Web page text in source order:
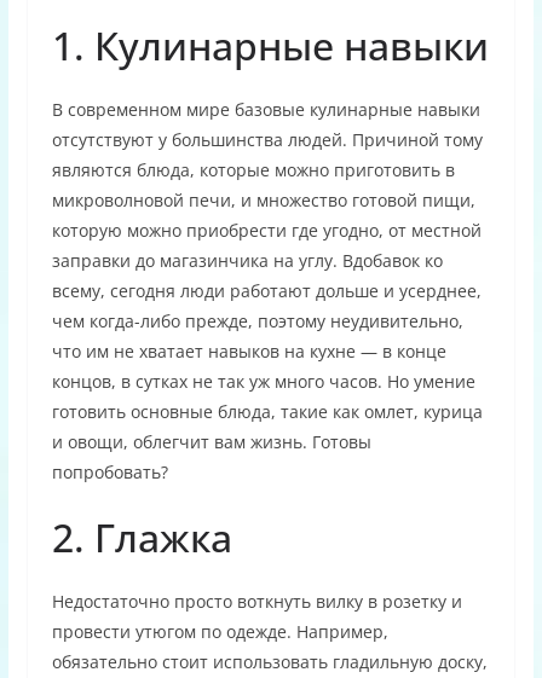
1. Кулинарные навыки
В современном мире базовые кулинарные навыки
отсутствуют у большинства людей. Причиной тому
являются блюда, которые можно приготовить в
микроволновой печи, и множество готовой пищи,
которую можно приобрести где угодно, от местной
заправки до магазинчика на углу. Вдобавок ко
всему, сегодня люди работают дольше и усерднее,
чем когда-либо прежде, поэтому неудивительно,
что им не хватает навыков на кухне — в конце
концов, в сутках не так уж много часов. Но умение
готовить основные блюда, такие как омлет, курица
и овощи, облегчит вам жизнь. Готовы
попробовать?
2. Глажка
Недостаточно просто воткнуть вилку в розетку и
провести утюгом по одежде. Например,
обязательно стоит использовать гладильную доску,